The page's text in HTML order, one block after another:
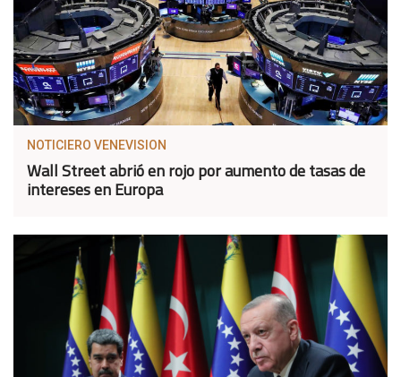
NOTICIERO VENEVISION
Wall Street abrió en rojo por aumento de tasas de
intereses en Europa